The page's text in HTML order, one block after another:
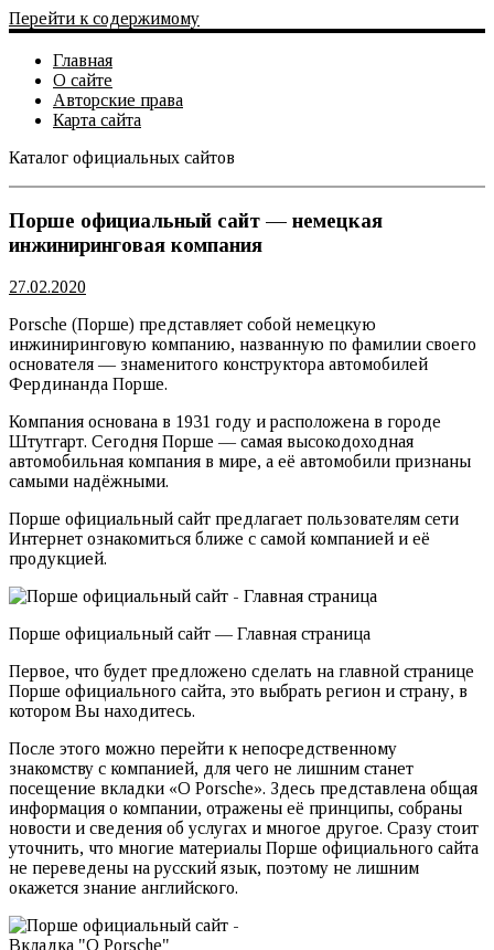
Перейти к содержимому
Главная
О сайте
Авторские права
Карта сайта
Каталог официальных сайтов
Порше официальный сайт — немецкая
инжиниринговая компания
27.02.2020
Porsche (Порше) представляет собой немецкую
инжиниринговую компанию, названную по фамилии своего
основателя — знаменитого конструктора автомобилей
Фердинанда Порше.
Компания основана в 1931 году и расположена в городе
Штутгарт. Сегодня Порше — самая высокодоходная
автомобильная компания в мире, а её автомобили признаны
самыми надёжными.
Порше официальный сайт предлагает пользователям сети
Интернет ознакомиться ближе с самой компанией и её
продукцией.
Порше официальный сайт — Главная страница
Первое, что будет предложено сделать на главной странице
Порше официального сайта, это выбрать регион и страну, в
котором Вы находитесь.
После этого можно перейти к непосредственному
знакомству с компанией, для чего не лишним станет
посещение вкладки «О Porsche». Здесь представлена общая
информация о компании, отражены её принципы, собраны
новости и сведения об услугах и многое другое. Сразу стоит
уточнить, что многие материалы Порше официального сайта
не переведены на русский язык, поэтому не лишним
окажется знание английского.